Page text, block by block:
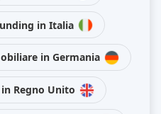
in Italia
in Germania
Regno Unito